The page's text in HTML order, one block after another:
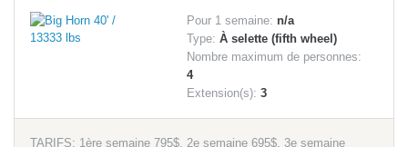
Pour 1 semaine: n/a
Type: À selette (fifth wheel)
Nombre maximum de personnes:
4
Extension(s): 3
TARIFS: 1ère semaine 795$, 2e semaine 695$, 3e semaine